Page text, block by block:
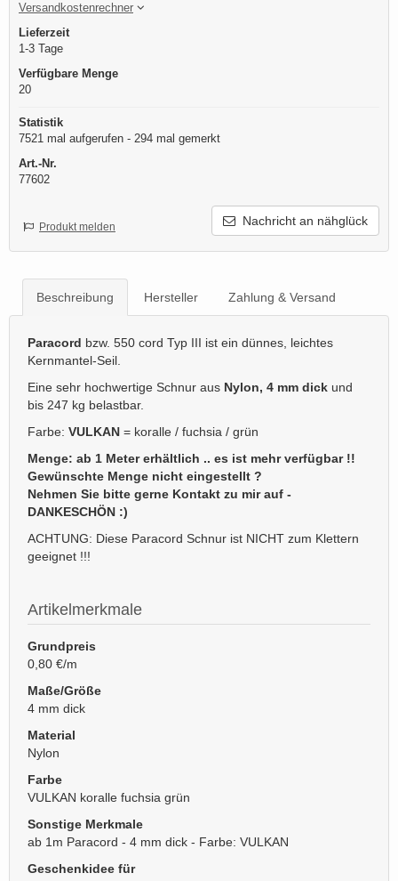
Versandkostenrechner
Lieferzeit
1-3 Tage
Verfügbare Menge
20
Statistik
7521 mal aufgerufen - 294 mal gemerkt
Art.-Nr.
77602
Nachricht an nähglück
Produkt melden
Beschreibung Hersteller Zahlung & Versand
Paracord bzw. 550 cord Typ III ist ein dünnes, leichtes
Kernmantel-Seil.
Eine sehr hochwertige Schnur aus Nylon, 4 mm dick und
bis 247 kg belastbar.
Farbe: VULKAN = koralle / fuchsia / grün
Menge: ab 1 Meter erhältlich .. es ist mehr verfügbar !!
Gewünschte Menge nicht eingestellt ?
Nehmen Sie bitte gerne Kontakt zu mir auf -
DANKESCHÖN :)
ACHTUNG: Diese Paracord Schnur ist NICHT zum Klettern
geeignet !!!
Artikelmerkmale
Grundpreis
0,80 €/m
Maße/Größe
4 mm dick
Material
Nylon
Farbe
VULKAN koralle fuchsia grün
Sonstige Merkmale
ab 1m Paracord - 4 mm dick - Farbe: VULKAN
Geschenkidee für